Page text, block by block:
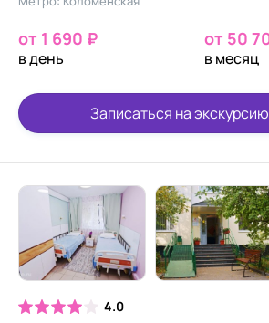
от 1 690 ₽
в день
от 50
в месяц
Записаться на экскурсию
4.0